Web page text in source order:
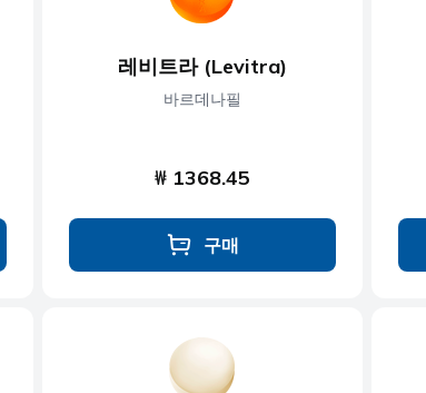
레비트라 (Levitra)
바르데나필
₩ 1368.45
구매